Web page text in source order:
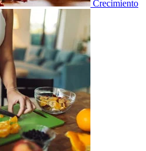
Crecimiento